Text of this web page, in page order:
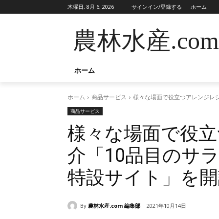
木曜日, 8月 6, 2026 サインイン/登録する ホーム
農林水産.com
ホーム
ホーム 商品サービス 様々な場面で役立つアレンジレ
商品サービス
様々な場面で役
介​「10品目のサ
特設サイト」を
By 農林水産.com 編集部 2021年10月14日